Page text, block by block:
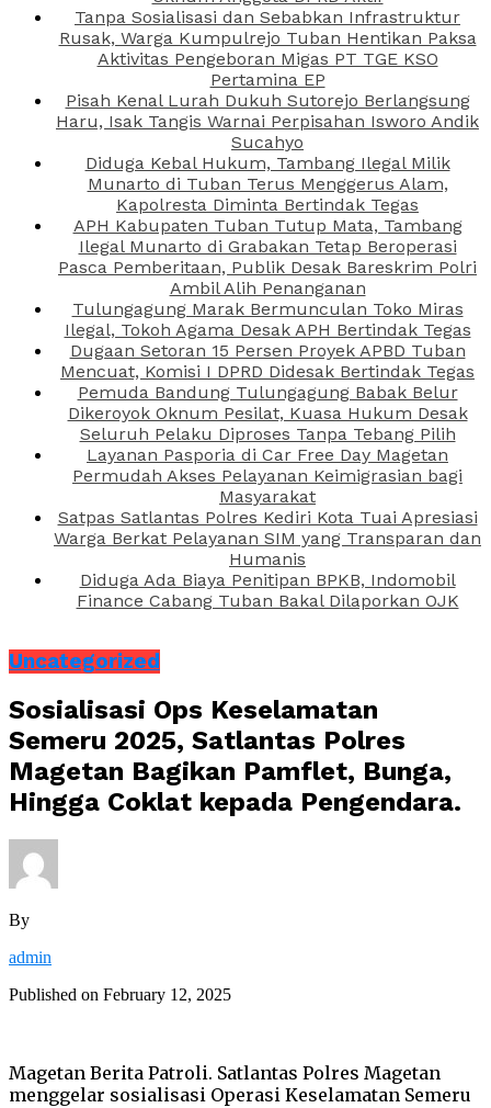
Tanpa Sosialisasi dan Sebabkan Infrastruktur
Rusak, Warga Kumpulrejo Tuban Hentikan Paksa
Aktivitas Pengeboran Migas PT TGE KSO
Pertamina EP
Pisah Kenal Lurah Dukuh Sutorejo Berlangsung
Haru, Isak Tangis Warnai Perpisahan Isworo Andik
Sucahyo
Diduga Kebal Hukum, Tambang Ilegal Milik
Munarto di Tuban Terus Menggerus Alam,
Kapolresta Diminta Bertindak Tegas
APH Kabupaten Tuban Tutup Mata, Tambang
Ilegal Munarto di Grabakan Tetap Beroperasi
Pasca Pemberitaan, Publik Desak Bareskrim Polri
Ambil Alih Penanganan
Tulungagung Marak Bermunculan Toko Miras
Ilegal, Tokoh Agama Desak APH Bertindak Tegas
Dugaan Setoran 15 Persen Proyek APBD Tuban
Mencuat, Komisi I DPRD Didesak Bertindak Tegas
Pemuda Bandung Tulungagung Babak Belur
Dikeroyok Oknum Pesilat, Kuasa Hukum Desak
Seluruh Pelaku Diproses Tanpa Tebang Pilih
Layanan Pasporia di Car Free Day Magetan
Permudah Akses Pelayanan Keimigrasian bagi
Masyarakat
Satpas Satlantas Polres Kediri Kota Tuai Apresiasi
Warga Berkat Pelayanan SIM yang Transparan dan
Humanis
Diduga Ada Biaya Penitipan BPKB, Indomobil
Finance Cabang Tuban Bakal Dilaporkan OJK
Uncategorized
Sosialisasi Ops Keselamatan
Semeru 2025, Satlantas Polres
Magetan Bagikan Pamflet, Bunga,
Hingga Coklat kepada Pengendara.
By
admin
Published on February 12, 2025
Magetan Berita Patroli. Satlantas Polres Magetan
menggelar sosialisasi Operasi Keselamatan Semeru